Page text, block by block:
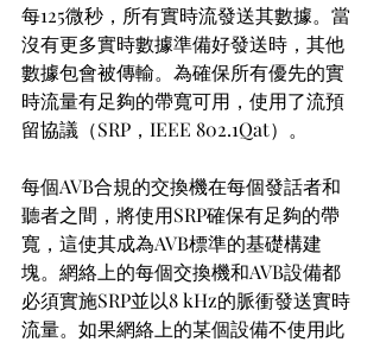
每125微秒，所有實時流發送其數據。當
沒有更多實時數據準備好發送時，其他
數據包會被傳輸。為確保所有優先的實
時流量有足夠的帶寬可用，使用了流預
留協議（SRP，IEEE 802.1Qat）。
每個AVB合規的交換機在每個發話者和
聽者之間，將使用SRP確保有足夠的帶
寬，這使其成為AVB標準的基礎構建
塊。網絡上的每個交換機和AVB設備都
必須實施SRP並以8 kHz的脈衝發送實時
流量。如果網絡上的某個設備不使用此